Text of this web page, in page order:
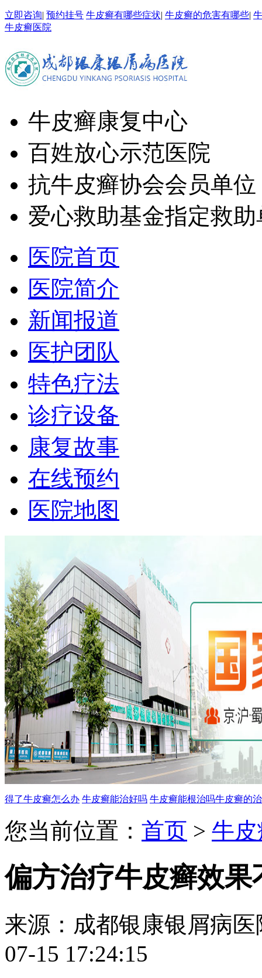
立即咨询| 预约挂号 牛皮癣有哪些症状| 牛皮癣的危害有哪些|
牛皮癣医院
牛皮癣康复中心
百姓放心示范医院
抗牛皮癣协会会员单位
爱心救助基金指定救助
医院首页
医院简介
新闻报道
医护团队
特色疗法
诊疗设备
康复故事
在线预约
医院地图
得了牛皮癣怎么办 牛皮癣能治好吗 牛皮癣能根治吗牛皮癣的
您当前位置： 首页 > 牛
偏方治疗牛皮癣效果
来源：成都银康银屑病医
07-15 17:24:15